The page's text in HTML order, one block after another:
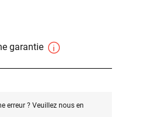
garantie
erreur ? Veuillez nous en